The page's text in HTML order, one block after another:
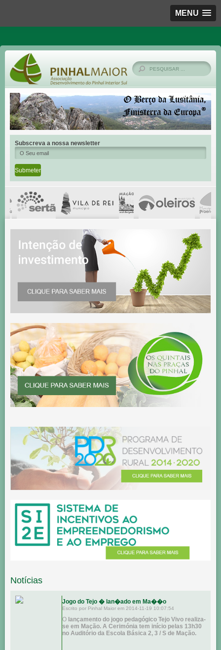
MENU
Subscreva a nossa newsletter
Notícias
Jogo do Tejo � lan�ado em Ma��o
Escrito por Pinhal Maior em 2014-11-19 10:07:54
O lançamento do jogo pedagógico Tejo Vivo realiza-
se em Mação. A Cerimónia tem início pelas 13h30
no Auditório da Escola Básica 2, 3 / S de Mação.